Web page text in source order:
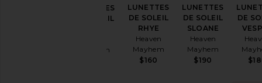
LUNETTES
DE SOLEIL
Mayhem
LUNETTES
DE SOLEIL
RHYE
Heaven
Mayhem
$160
LUNETTES
DE SOLEIL
SLOANE
Heaven
Mayhem
$190
DE